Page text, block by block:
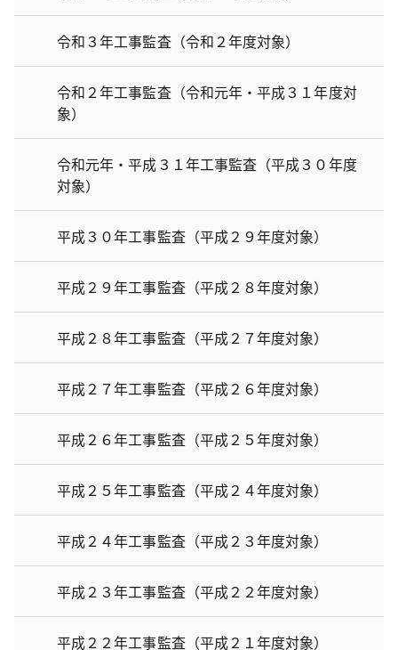
令和３年工事監査（令和２年度対象）
令和２年工事監査（令和元年・平成３１年度対
象）
令和元年・平成３１年工事監査（平成３０年度
対象）
平成３０年工事監査（平成２９年度対象）
平成２９年工事監査（平成２８年度対象）
平成２８年工事監査（平成２７年度対象）
平成２７年工事監査（平成２６年度対象）
平成２６年工事監査（平成２５年度対象）
平成２５年工事監査（平成２４年度対象）
平成２４年工事監査（平成２３年度対象）
平成２３年工事監査（平成２２年度対象）
平成２２年工事監査（平成２１年度対象）